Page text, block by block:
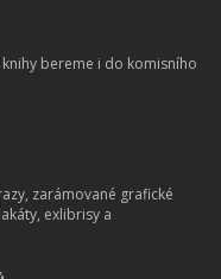
bereme i do komisního
zarámované grafické
exlibrisy a